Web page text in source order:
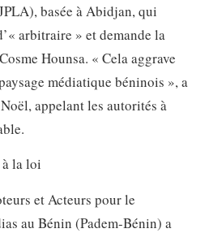
basée à Abidjan, qui
arbitraire » et demande la
Hounsa. « Cela aggrave
médiatique béninois », a
appelant les autorités à
la loi
et Acteurs pour le
au Bénin (Padem-Bénin) a